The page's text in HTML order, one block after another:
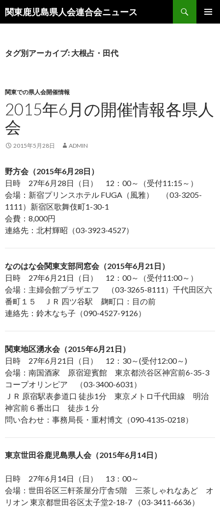
関東鹿児島県人会連合会ニュース
検
索
ン
動
タグ別アーカイブ: 大根占・田代
関東での県人会開催情報
2015年6月の開催情報各県人
会
2015年5月28日 ADMIN
野方会（2015年6月28日）
日時 27年6月28日（日） 12：00～（受付11:15～）
会場：新宿プリンスホテル FUGA（風雅） （03-3205-
1111）新宿区歌舞伎町1-30-1
会費：8,000円
連絡先：北村輝昭（03-3923-4527）
なのはな会関東支部同窓会（2015年6月21日）
日時 27年6月21日（日） 12：00～（受付11:00～）
会場：主婦会館プラザエフ （03-3265-8111）千代田区六
番町１５ ＪＲ 四ツ谷駅 麹町口：目の前
連絡先：鈴木なち子（090-4527-9126）
関東地区湧水会（2015年6月21日）
日時 27年6月21日（日） 12：30～(受付12:00～)
会場：南国酒家 原宿迎賓館 東京都渋谷区神宮前6-35-3
コープオリンピア （03-3400-6031）
ＪＲ 原宿駅表参道口 徒歩1分 東京メトロ千代田線 明治
神宮前６番出口 徒歩１分
問い合わせ：事務局長・重村博文（090-4135-0218）
東京世田谷鹿児島県人会（2015年6月14日）
日時 27年6月14日（日） 13：00～
会場：世田谷区三軒茶屋分庁舎5階 三茶しゃれなあど オ
リオン 東京都世田谷区太子堂2-18-7 （03-3411-6636）